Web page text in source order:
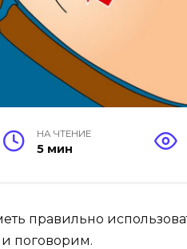
НА ЧТЕНИЕ
5 мин
правильно
поговорим.